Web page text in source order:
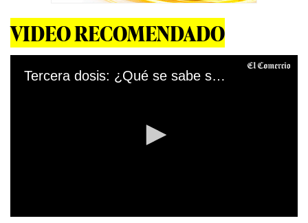
VIDEO RECOMENDADO
Tercera dosis: ¿Qué se sabe sobre este nuevo refuerzo de la vacuna contra el COVID-19?